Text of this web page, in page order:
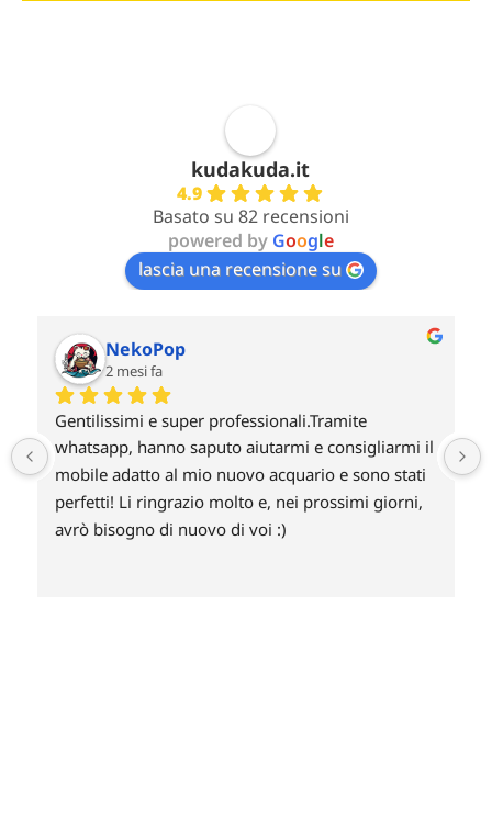
kudakuda.it
4.9
Basato su 82 recensioni
powered by Google
lascia una recensione su
NekoPop
2 mesi fa
Gentilissimi e super professionali.Tramite
whatsapp, hanno saputo aiutarmi e consigliarmi il
mobile adatto al mio nuovo acquario e sono stati
perfetti! Li ringrazio molto e, nei prossimi giorni,
avrò bisogno di nuovo di voi :)